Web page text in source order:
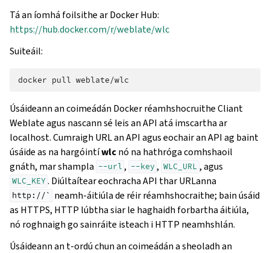
Tá an íomhá foilsithe ar Docker Hub:
https://hub.docker.com/r/weblate/wlc
Suiteáil:
docker pull
Úsáideann an coimeádán Docker réamhshocruithe Cliant
Weblate agus nascann sé leis an API atá imscartha ar
localhost. Cumraigh URL an API agus eochair an API ag baint
úsáide as na hargóintíwlcnó na hathróga comhshaoil
gnáth, mar shampla --url , --key , WLC_URL , agus
WLC_KEY . Diúltaítear eochracha API thar URLanna
http://` neamh-áitiúla de réir réamhshocraithe; bain úsáid
as HTTPS, HTTP lúbtha siar le haghaidh forbartha áitiúla,
nó roghnaigh go sainráite isteach i HTTP neamhshlán.
Úsáideann an t-ordú chun an coimeádán a sheoladh an